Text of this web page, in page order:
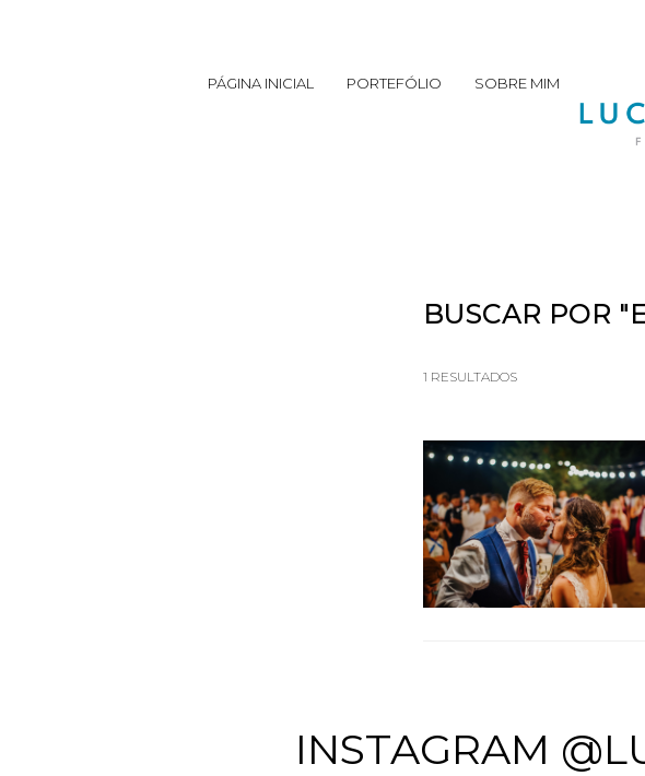
PÁGINA INICIAL PORTEFÓLIO SOBRE MIM
BUSCAR POR
1 RESULTADOS
INSTAGRAM